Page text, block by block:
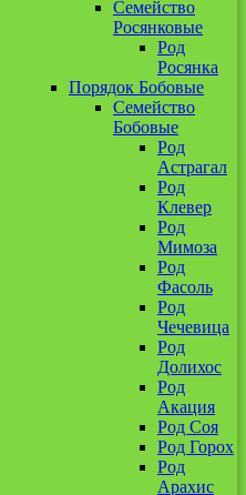
Семейство
Росянковые
Род
Росянка
Порядок Бобовые
Семейство
Бобовые
Род
Астрагал
Род
Клевер
Род
Мимоза
Род
Фасоль
Род
Чечевица
Род
Долихос
Род
Акация
Род Соя
Род Горох
Род
Арахис